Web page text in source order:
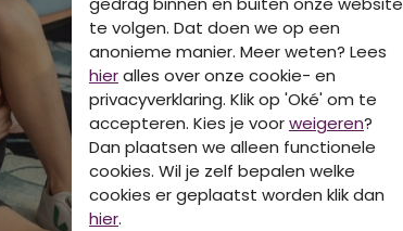
te volgen. Dat doen we op een
anonieme manier. Meer weten? Lees
hieralles over onze cookie- en
privacyverklaring. Klik op 'Oké' om te
accepteren. Kies je voorweigeren?
Dan plaatsen we alleen functionele
cookies. Wil je zelf bepalen welke
cookies er geplaatst worden klik dan
hier.